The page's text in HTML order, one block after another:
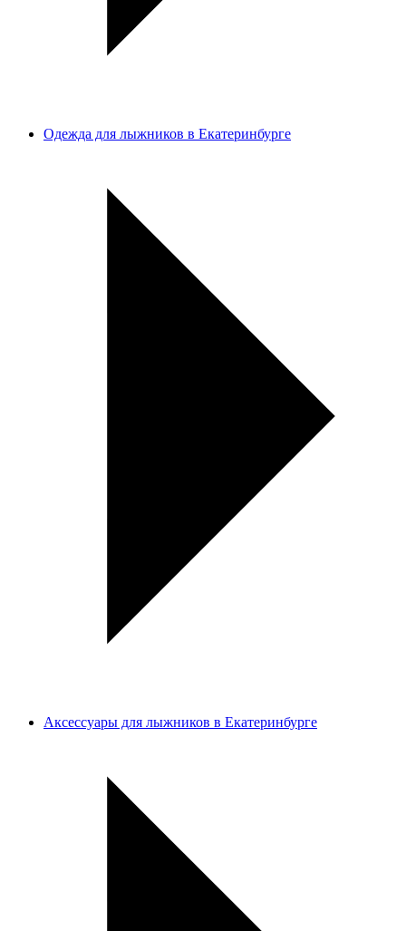
Одежда для лыжников в Екатеринбурге
Аксессуары для лыжников в Екатеринбурге